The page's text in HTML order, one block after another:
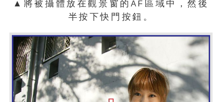
▲將被攝體放在觀景窗的 AF 區域中，然後
半按下快門按鈕。